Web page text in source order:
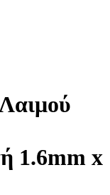
1.6mm x